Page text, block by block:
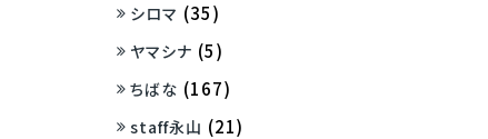
シロマ (35)
ヤマシナ (5)
ちばな (167)
staff永山 (21)